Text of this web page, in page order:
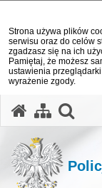
Strona używa plików
serwisu oraz do celów
zgadzasz się na ich
Pamiętaj, że możesz
ustawienia
wyrażenie zgody.